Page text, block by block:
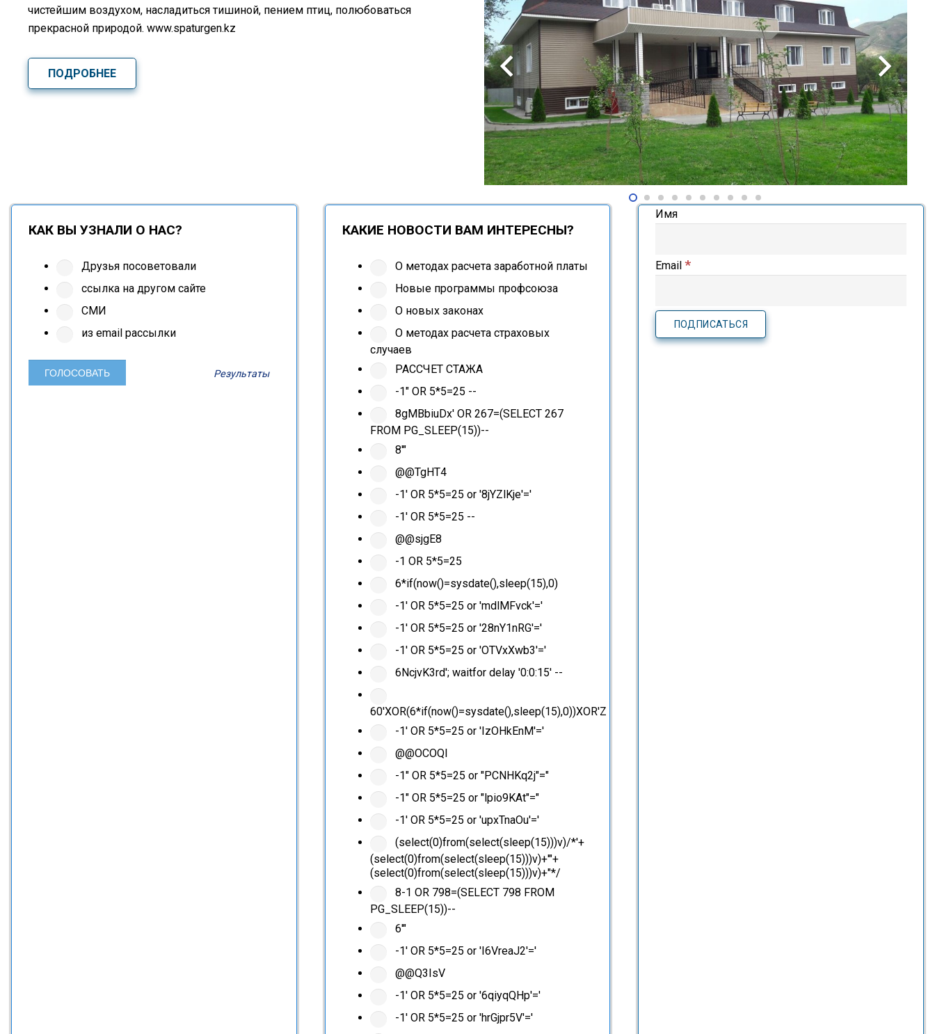
чистейшим воздухом, насладиться тишиной, пением птиц, полюбоваться
прекрасной природой. www.spaturgen.kz
ПОДРОБНЕЕ
КАК ВЫ УЗНАЛИ О НАС?
Друзья посоветовали
ссылка на другом сайте
СМИ
из email рассылки
Результаты
КАКИЕ НОВОСТИ ВАМ ИНТЕРЕСНЫ?
О методах расчета заработной платы
Новые программы профсоюза
О новых законах
О методах расчета страховых
случаев
РАССЧЕТ СТАЖА
-1" OR 5*5=25 --
8gMBbiuDx' OR 267=(SELECT 267
FROM PG_SLEEP(15))--
8'"
@@TgHT4
-1' OR 5*5=25 or '8jYZlKje'='
-1' OR 5*5=25 --
@@sjgE8
-1 OR 5*5=25
6*if(now()=sysdate(),sleep(15),0)
-1' OR 5*5=25 or 'mdlMFvck'='
-1' OR 5*5=25 or '28nY1nRG'='
-1' OR 5*5=25 or 'OTVxXwb3'='
6NcjvK3rd'; waitfor delay '0:0:15' --
60'XOR(6*if(now()=sysdate(),sleep(15),0))XOR'Z
-1' OR 5*5=25 or 'IzOHkEnM'='
@@OCOQl
-1" OR 5*5=25 or "PCNHKq2j"="
-1" OR 5*5=25 or "lpio9KAt"="
-1' OR 5*5=25 or 'upxTnaOu'='
(select(0)from(select(sleep(15)))v)/*'+
(select(0)from(select(sleep(15)))v)+'"+
(select(0)from(select(sleep(15)))v)+"*/
8-1 OR 798=(SELECT 798 FROM
PG_SLEEP(15))--
6'"
-1' OR 5*5=25 or 'I6VreaJ2'='
@@Q3IsV
-1' OR 5*5=25 or '6qiyqQHp'='
-1' OR 5*5=25 or 'hrGjpr5V'='
Имя
Email*